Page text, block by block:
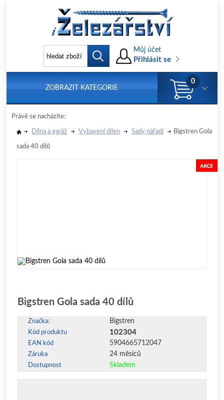
Můj účet
Přihlásit se
ZOBRAZIT KATEGORIE
0
Právě se nacházíte:
Dílna a garáž Vybavení dílen Sady nářadí Bigstren Gola
sada 40 dílů
Bigstren Gola sada 40 dílů
Značka: Bigstren
Kód produktu 102304
EAN kód 5904665712047
Záruka 24 měsíců
Dostupnost Skladem